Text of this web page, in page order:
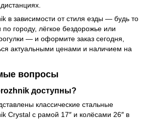
в зависимости от стиля езды — будь то
городу, лёгкое бездорожье или
— и оформите заказ сегодня,
актуальными ценами и наличием на
вопросы
доступны?
классические стальные
Crystal с рамой 17″ и колёсами 26″ в